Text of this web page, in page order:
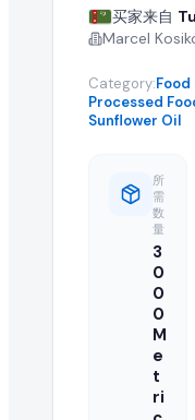
在 EximNext B2B 市
全球 B2B 采
高品质 refined
关于 Refined
什么是 refined
采购需求是由正在寻
如何响应此
认证供应商和制造商
正在寻找此
买家来自
Marcel
Category:
Processed
Sunflower Oil
所
需
数
量
3
0
0
0
M
e
t
ri